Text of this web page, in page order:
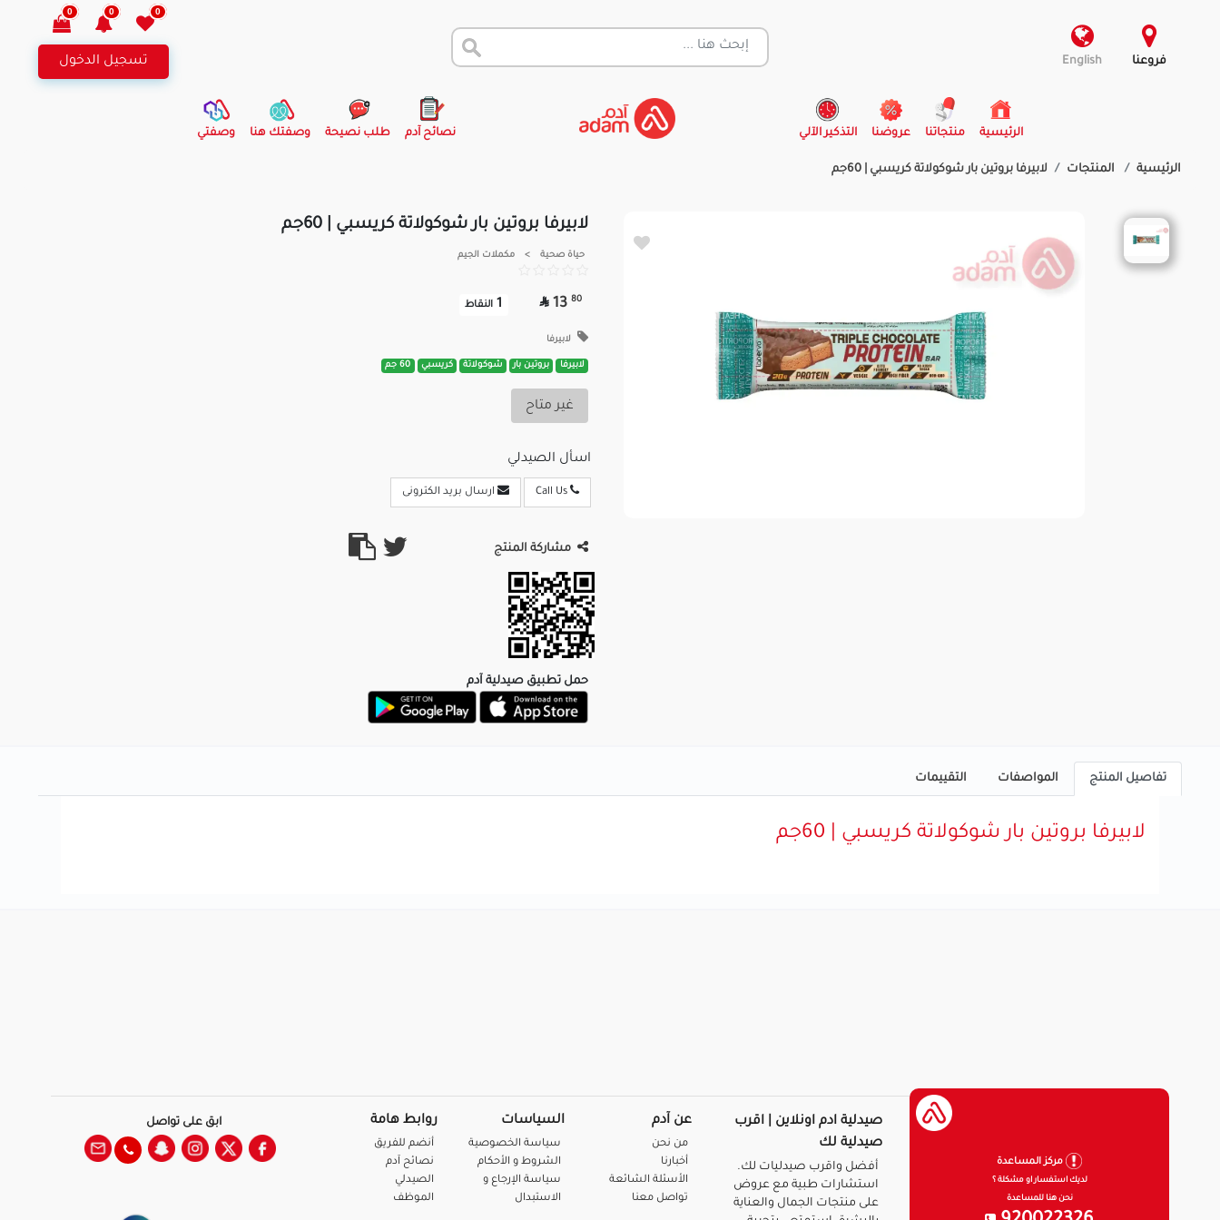
فروعنا English
0
0
0
تسجيل الدخول
الرئيسية
(current) منتجاتنا عروضنا التذكير الآلي نصائح آدم طلب نصيحة وصفتك هنا وصفتي
الرئيسية المنتجات لابيرفا بروتين بار شوكولاتة كريسبي | 60جم
لابيرفا بروتين بار شوكولاتة كريسبي | 60جم
حياة صحية > مكملات الجيم
80
13

1 النقاط
لابيرفا
لابيرفا بروتين بار شوكولاتة كريسبي 60 جم
غير متاح
اسأل الصيدلي
Call Us ارسال بريد الكترونى
مشاركة المنتج
حمل تطبيق صيدلية آدم
تفاصيل المنتج المواصفات التقييمات
لابيرفا بروتين بار شوكولاتة كريسبي | 60جم
مركز المساعدة
لديك استفسار او مشكلة ؟
نحن هنا للمساعدة
صيدلية ادم اونلاين | اقرب
صيدلية لك
أفضل واقرب صيدليات لك.
استشارات طبية مع عروض
على منتجات الجمال والعناية
عن آدم
من نحن
أخبارنا
الأسئلة الشائعة
تواصل معنا
السياسات
سياسة الخصوصية
الشروط و الأحكام
سياسة الإرجاع و
الاستبدال
روابط هامة
أنضم للفريق
نصائح آدم
الصيدلي
الموظف
ابق على تواصل